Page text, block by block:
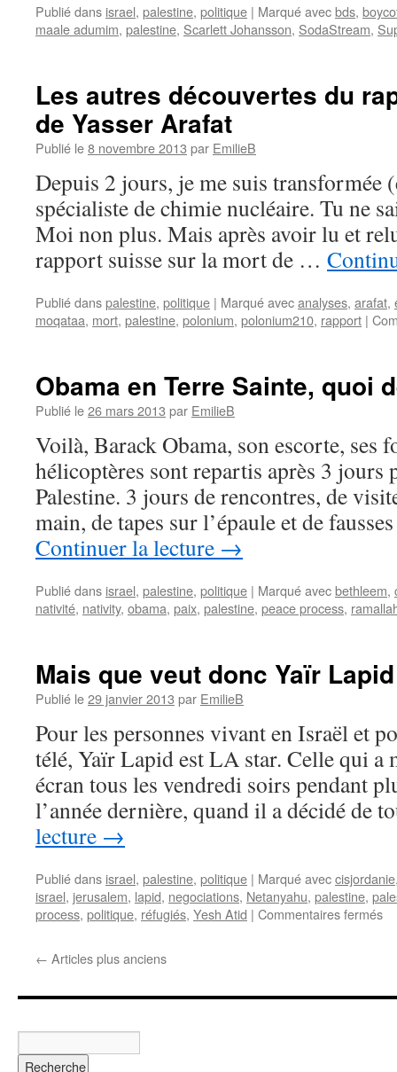
Publié dans israel, palestine, politique | Marqué avecbds,
maale adumim, palestine, Scarlett Johansson, SodaStream,
Les autres découvertes du
de Yasser Arafat
Publié le8 novembre 2013 par EmilieB
Depuis 2 jours, je me suis transformée
spécialiste de chimie nucléaire. Tu ne
Moi non plus. Mais après avoir lu et
rapport suisse sur la mort de …
Publié danspalestine, politique | Marqué avecanalyses, arafat,
moqataa, mort, palestine, polonium, polonium210, rapport |
Obama en Terre Sainte, quoi
Publié le26 mars 2013 par EmilieB
Voilà, Barack Obama, son escorte, ses
hélicoptères sont repartis après 3 jours
Palestine. 3 jours de rencontres, de
main, de tapes sur l’épaule et de
Continuer la lecture →
Publié dans israel, palestine, politique | Marqué avecbethleem,
nativité, nativity, obama, paix, palestine, peace process,
Mais que veut donc Yaïr
Publié le29 janvier 2013 par EmilieB
Pour les personnes vivant en Israël et
télé, Yaïr Lapid est LA star. Celle qui a
écran tous les vendredi soirs pendant
l’année dernière, quand il a décidé de
lecture →
Publié dans israel, palestine, politique | Marqué aveccisjordanie
israel, jerusalem, lapid, negociations, Netanyahu, palestine,
process, politique, réfugiés, Yesh Atid | Commentaires fermés
← Articles plus anciens